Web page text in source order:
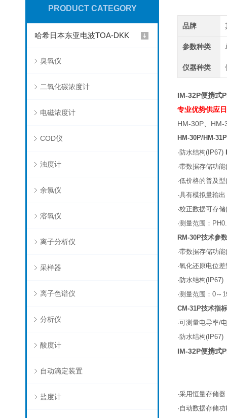
PRODUCT CATEGORY
哈希日本东亚电波TOA-DKK
臭氧仪
二氧化碳浓度计
电磁浓度计
COD仪
浊度计
余氯仪
溶氧仪
离子分析仪
采样器
离子色谱仪
分析仪
酸度计
自动滴定装置
盐度计
品牌
参数种类
仪器种类
IM-32P便携式
专业优势供应
HM-30P、HM-
HM-30P/HM-31P
·防水结构(IP67)
·带数据存储功能
·低价格的普及型
·具有模拟量输出
·校正数据可存储
·测量范围：
RM-30P技术参
·带数据存储功能
·氧化还原电位差
·防水结构(IP67)
·测量范围： 0～
CM-31P技术指
·可测量电导率/
·防水结构(IP67)
IM-32P便携式
·采用恒量存储器
·自动数据存储功